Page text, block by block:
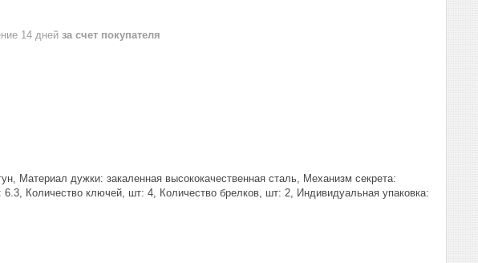
14 дней за счет покупателя
Материал дужки: закаленная высококачественная сталь, Механизм секрета:
Количество ключей, шт: 4, Количество брелков, шт: 2, Индивидуальная упаковка: